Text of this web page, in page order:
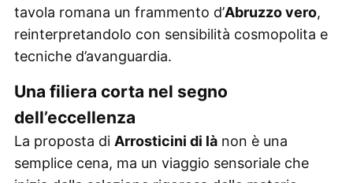
tavola romana un frammento d’Abruzzo vero,
reinterpretandolo con sensibilità cosmopolita e
tecniche d’avanguardia.
Una filiera corta nel segno
dell’eccellenza
La proposta di Arrosticini di lànon è una
semplice cena, ma un viaggio sensoriale che